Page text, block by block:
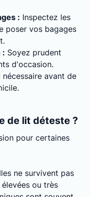
: Inspectez les
poser vos bagages
: Soyez prudent
d'occasion.
avant de
de lit déteste ?
pour certaines
ne survivent pas
ou très